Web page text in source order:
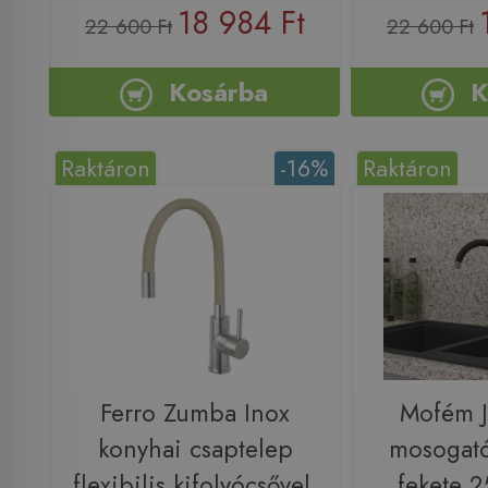
22 600 Ft 18 984 Ft
Kosárba
22 600 Ft
-16%
Raktáron
Ferro Zumba Inox
konyhai csaptelep
Raktáron
Mofém